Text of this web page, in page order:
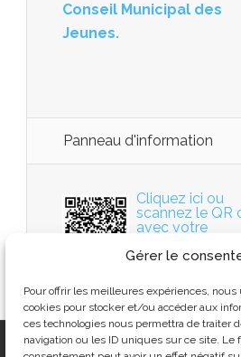
Gérer le
Pour offrir les meilleures expériences,
cookies pour stocker et/ou accéder aux
ces technologies nous permettra de traiter
navigation ou les ID uniques sur ce site. Le
Conseil Municipal des
Jeunes.
Panneau d'information
Cliquez ici ou
scannez le QR
avec votre
accéder au
commune.